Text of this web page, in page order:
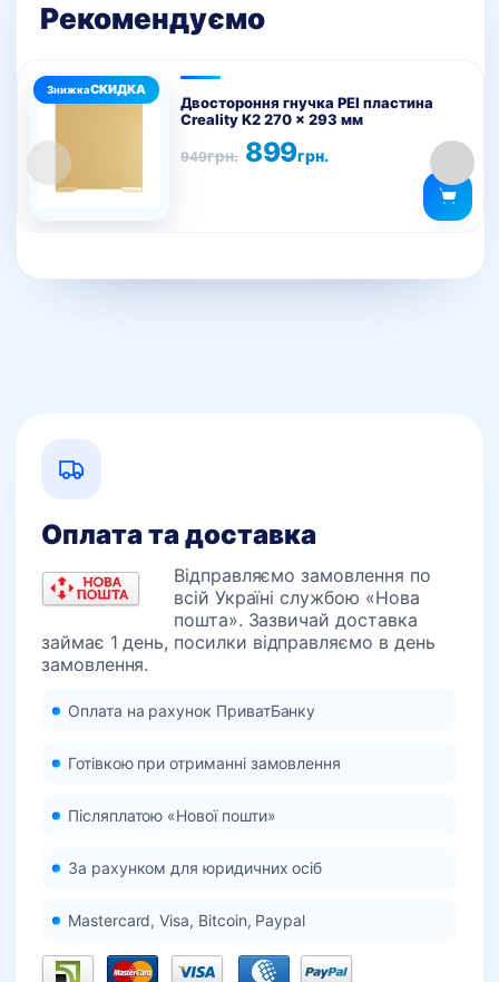
Рекомендуємо
Двостороння гнучка PEI пластина
Creality K2 270 x 293 мм
949грн.
Оригінальна
ціна:
899грн.
Поточна
ціна:
Оплата та доставка
Відправляємо замовлення по
всій Україні службою «Нова
пошта». Зазвичай доставка
займає 1 день, посилки відправляємо в день
замовлення.
Оплата на рахунок ПриватБанку
Готівкою при отриманні замовлення
Післяплатою «Нової пошти»
За рахунком для юридичних осіб
Mastercard, Visa, Bitcoin, Paypal